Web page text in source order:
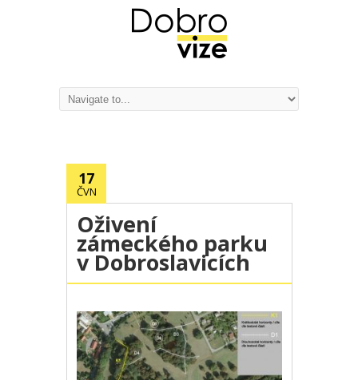
17
ČVN
Oživení
zámeckého parku
v Dobroslavicích